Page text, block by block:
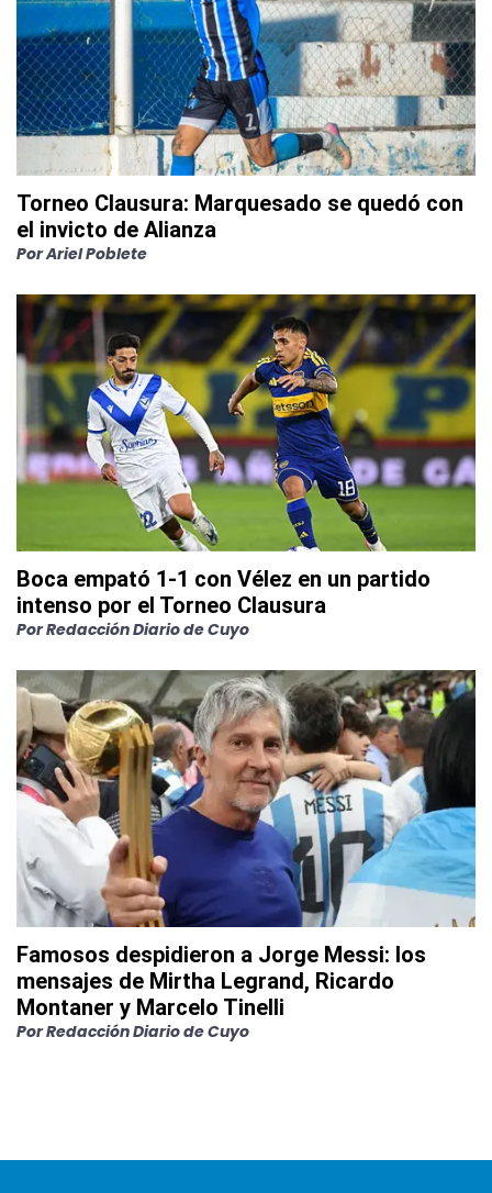
Torneo Clausura: Marquesado se quedó con
el invicto de Alianza
PorAriel Poblete
Boca empató 1-1 con Vélez en un partido
intenso por el Torneo Clausura
PorRedacción Diario de Cuyo
Famosos despidieron a Jorge Messi: los
mensajes de Mirtha Legrand, Ricardo
Montaner y Marcelo Tinelli
PorRedacción Diario de Cuyo